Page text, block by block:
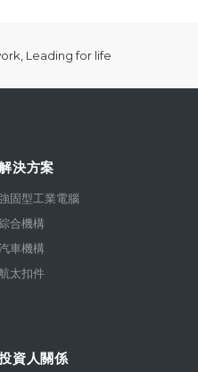
Leading for life
決方案
固型工業電腦
合機構
車機構
太扣件
資人關係